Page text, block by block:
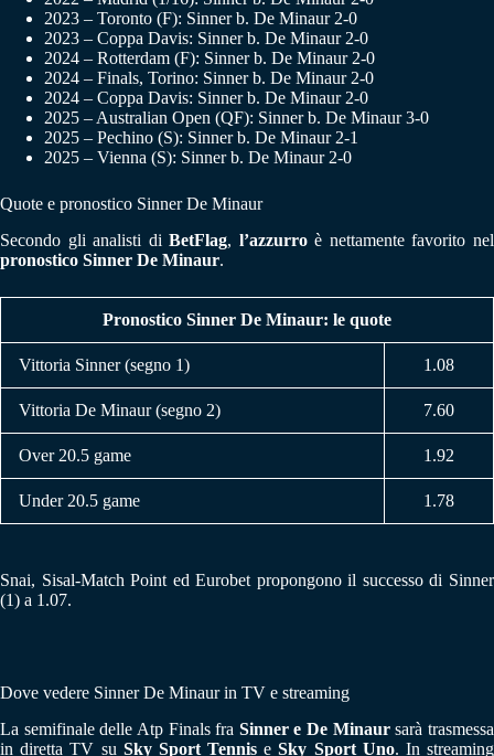
2023 – Toronto (F): Sinner b. De Minaur 2-0
2023 – Coppa Davis: Sinner b. De Minaur 2-0
2024 – Rotterdam (F): Sinner b. De Minaur 2-0
2024 – Finals, Torino: Sinner b. De Minaur 2-0
2024 – Coppa Davis: Sinner b. De Minaur 2-0
2025 – Australian Open (QF): Sinner b. De Minaur 3-0
2025 – Pechino (S): Sinner b. De Minaur 2-1
2025 – Vienna (S): Sinner b. De Minaur 2-0
Quote e pronostico Sinner De Minaur
Secondo gli analisti diBetFlag, l’azzurroè nettamente favorito nel
pronostico Sinner De Minaur.
Pronostico Sinner De Minaur: le quote
Vittoria Sinner (segno 1) 1.08
Vittoria De Minaur (segno 2) 7.60
Over 20.5 game 1.92
Under 20.5 game 1.78
Snai, Sisal-Match Point ed Eurobet propongono il successo di Sinner
(1) a 1.07.
Dove vedere Sinner De Minaur in TV e streaming
La semifinale delle Atp Finals fra Sinner e De Minaursarà trasmessa
in diretta TV su Sky Sport Tennis eSky Sport Uno. In streaming